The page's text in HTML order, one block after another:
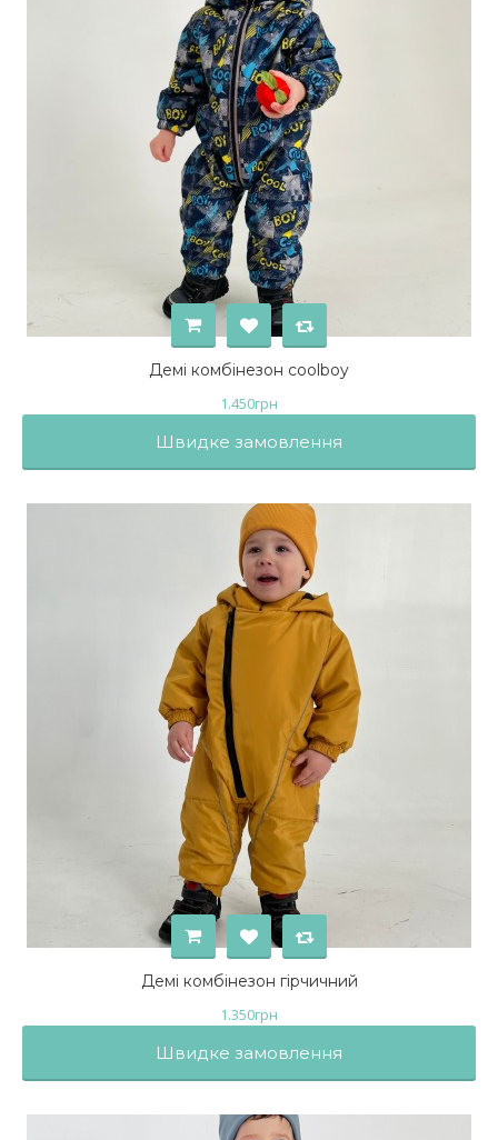
Демі комбінезон coolboy
1.450грн
Швидке замовлення
Демі комбінезон гірчичний
1.350грн
Швидке замовлення